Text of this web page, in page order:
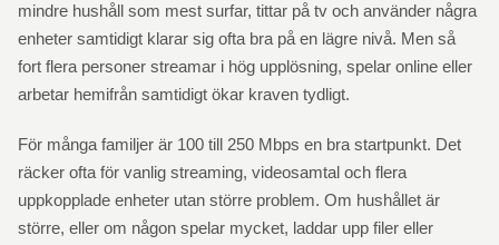
mindre hushåll som mest surfar, tittar på tv och använder några
enheter samtidigt klarar sig ofta bra på en lägre nivå. Men så
fort flera personer streamar i hög upplösning, spelar online eller
arbetar hemifrån samtidigt ökar kraven tydligt.
För många familjer är 100 till 250 Mbps en bra startpunkt. Det
räcker ofta för vanlig streaming, videosamtal och flera
uppkopplade enheter utan större problem. Om hushållet är
större, eller om någon spelar mycket, laddar upp filer eller